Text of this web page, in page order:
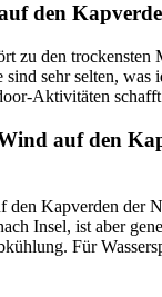
den
zu den trockensten
sind sehr selten, was
Aktivitäten
auf den
den Kapverden der
Insel, ist aber
Für